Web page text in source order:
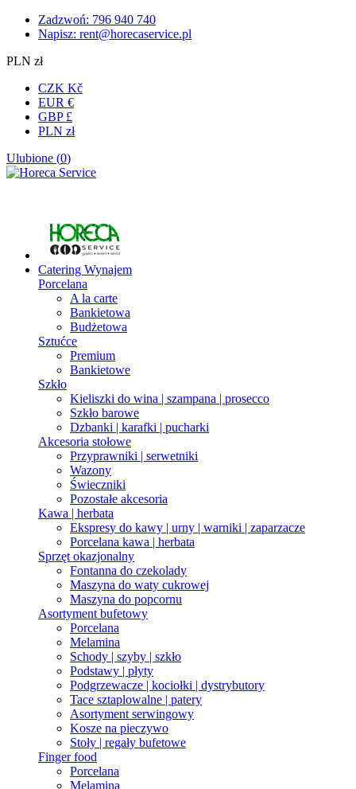
Zadzwoń: 796 940 740
Napisz: rent@horecaservice.pl
PLN zł
CZK Kč
EUR €
GBP £
PLN zł
Ulubione (0)
Catering Wynajem
Porcelana
A la carte
Bankietowa
Budżetowa
Sztućce
Premium
Bankietowe
Szkło
Kieliszki do wina | szampana | prosecco
Szkło barowe
Dzbanki | karafki | pucharki
Akcesoria stołowe
Przyprawniki | serwetniki
Wazony
Świeczniki
Pozostałe akcesoria
Kawa | herbata
Ekspresy do kawy | urny | warniki | zaparzacze
Porcelana kawa | herbata
Sprzęt okazjonalny
Fontanna do czekolady
Maszyna do waty cukrowej
Maszyna do popcornu
Asortyment bufetowy
Porcelana
Melamina
Schody | szyby | szkło
Podstawy | płyty
Podgrzewacze | kociołki | dystrybutory
Tace sztaplowalne | patery
Asortyment serwingowy
Kosze na pieczywo
Stoły | regały bufetowe
Finger food
Porcelana
Melamina